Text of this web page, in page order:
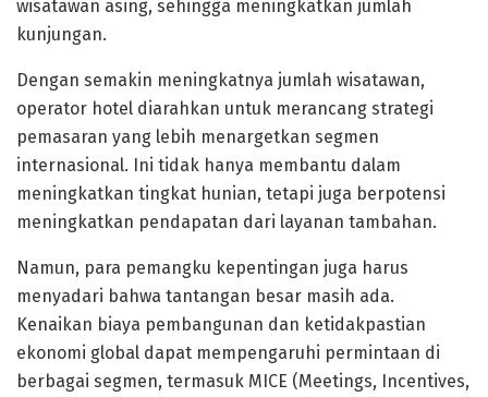
wisatawan asing, sehingga meningkatkan jumlah
kunjungan.
Dengan semakin meningkatnya jumlah wisatawan,
operator hotel diarahkan untuk merancang strategi
pemasaran yang lebih menargetkan segmen
internasional. Ini tidak hanya membantu dalam
meningkatkan tingkat hunian, tetapi juga berpotensi
meningkatkan pendapatan dari layanan tambahan.
Namun, para pemangku kepentingan juga harus
menyadari bahwa tantangan besar masih ada.
Kenaikan biaya pembangunan dan ketidakpastian
ekonomi global dapat mempengaruhi permintaan di
berbagai segmen, termasuk MICE (Meetings, Incentives,